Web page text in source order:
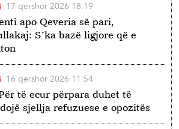
apo Qeveria së pari,
S’ka bazë ligjore që e
17 qershor 2026 18:19
të ecur përpara duhet të
sjellja refuzuese e opozitës
16 qershor 2026 11:54